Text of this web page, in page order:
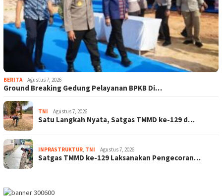
BERITA Agustus 7, 2026
Ground Breaking Gedung Pelayanan BPKB Di…
TNI Agustus 7, 2026
Satu Langkah Nyata, Satgas TMMD ke-129 d…
INPRASTRUKTUR, TNI Agustus 7, 2026
Satgas TMMD ke-129 Laksanakan Pengecoran…